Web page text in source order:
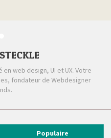
web design, UI et UX. Votre
fondateur de Webdesigner
Populaire